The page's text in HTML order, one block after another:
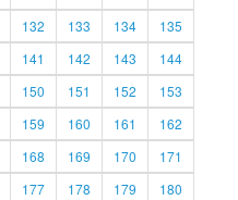
132 133 134
135
141 142 143
144
150 151 152
153
159 160 161
162
168 169 170
171
177 178 179
180